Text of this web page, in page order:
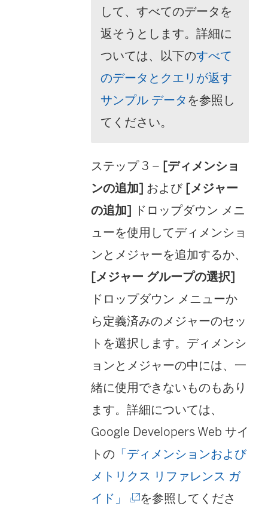
して、すべてのデータを
返そうとします。詳細に
ついては、以下のすべて
のデータとクエリが返す
サンプル データ を参照し
てください。
ステップ 3 – [ディメンショ
ンの追加] および [メジャー
の追加] ドロップダウン メニ
ューを使用してディメンショ
ンとメジャーを追加するか、
[メジャー グループの選択]
ドロップダウン メニューか
ら定義済みのメジャーのセッ
トを選択します。ディメンシ
ョンとメジャーの中には、一
緒に使用できないものもあり
ます。詳細については、
Google Developers Web サイ
トの 「ディメンションおよび
メトリクス リファレンス ガ
イド」
(
を参照してくださ